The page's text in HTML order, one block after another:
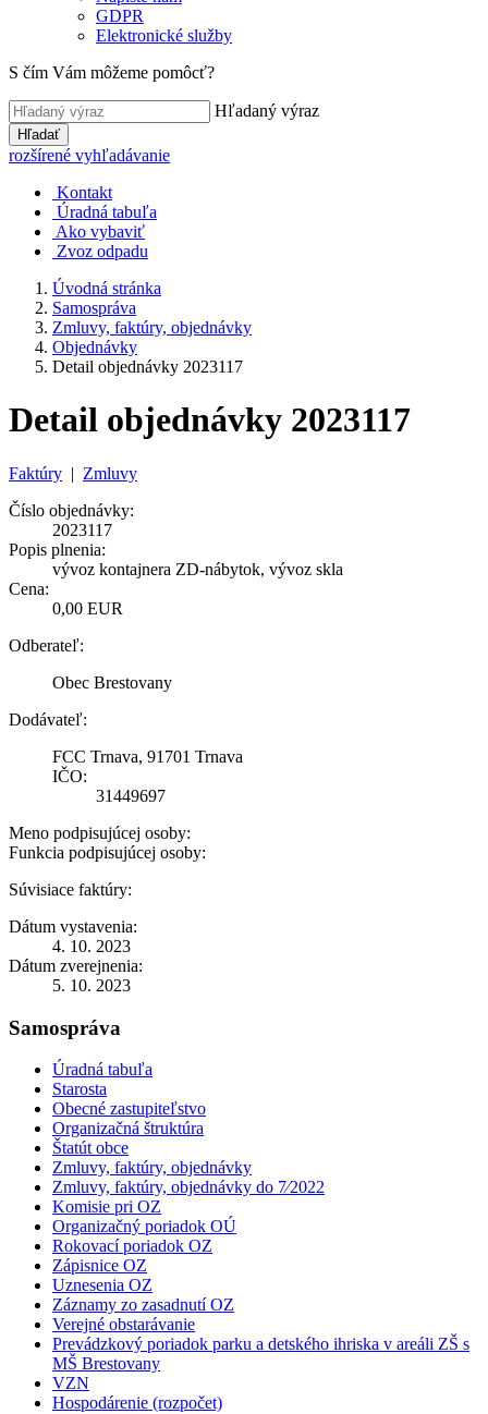
GDPR
Elektronické služby
S čím Vám môžeme pomôcť?
Hľadaný výraz
Hľadať
rozšírené vyhľadávanie
Kontakt
Úradná tabuľa
Ako vybaviť
Zvoz odpadu
Úvodná stránka
Samospráva
Zmluvy, faktúry, objednávky
Objednávky
Detail objednávky 2023117
Detail objednávky 2023117
Faktúry | Zmluvy
Číslo objednávky:
2023117
Popis plnenia:
vývoz kontajnera ZD-nábytok, vývoz skla
Cena:
0,00 EUR
Odberateľ:
Obec Brestovany
Dodávateľ:
FCC Trnava, 91701 Trnava
IČO:
31449697
Meno podpisujúcej osoby:
Funkcia podpisujúcej osoby:
Súvisiace faktúry:
Dátum vystavenia:
4. 10. 2023
Dátum zverejnenia:
5. 10. 2023
Samospráva
Úradná tabuľa
Starosta
Obecné zastupiteľstvo
Organizačná štruktúra
Štatút obce
Zmluvy, faktúry, objednávky
Zmluvy, faktúry, objednávky do 7⁄2022
Komisie pri OZ
Organizačný poriadok OÚ
Rokovací poriadok OZ
Zápisnice OZ
Uznesenia OZ
Záznamy zo zasadnutí OZ
Verejné obstarávanie
Prevádzkový poriadok parku a detského ihriska v areáli ZŠ s
MŠ Brestovany
VZN
Hospodárenie (rozpočet)